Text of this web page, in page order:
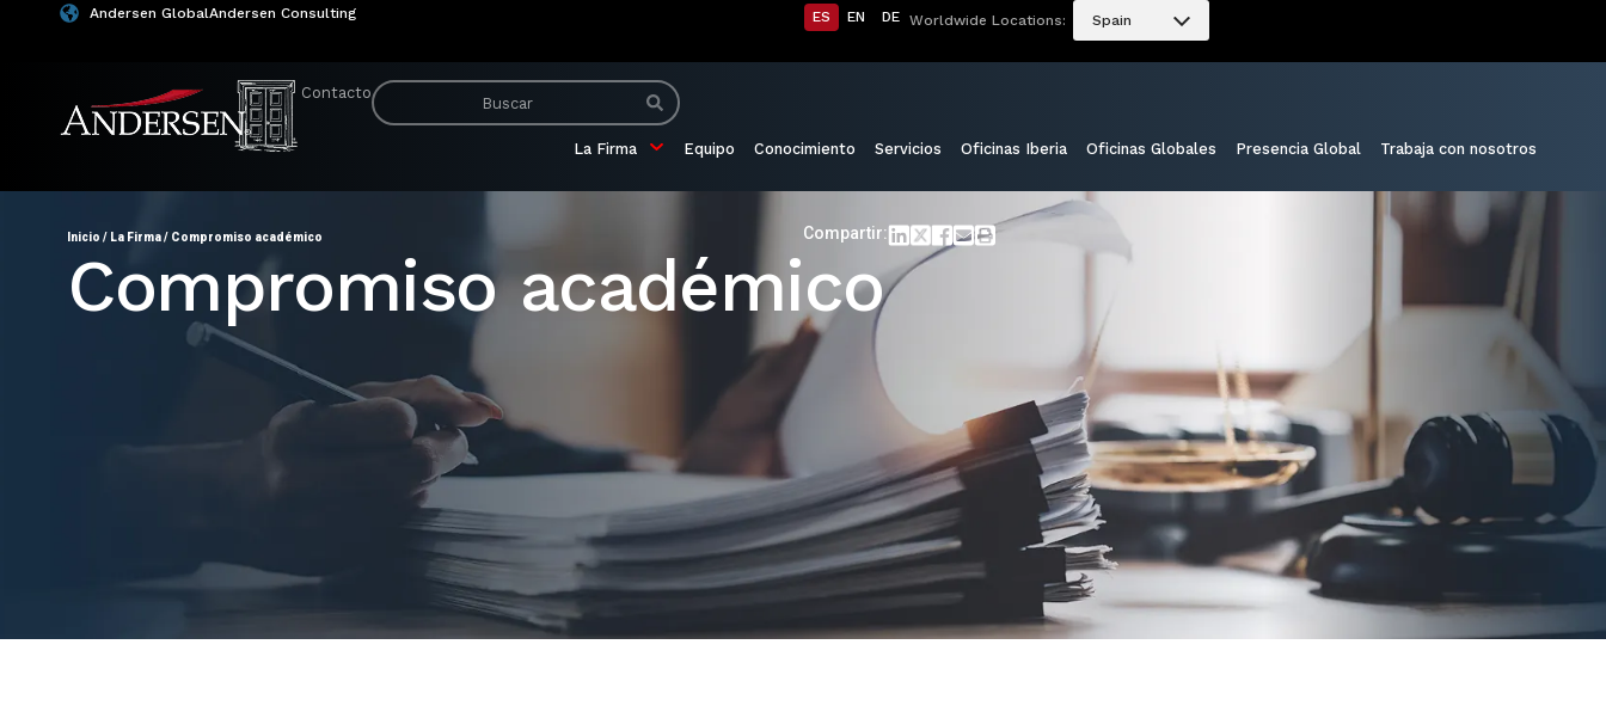
Andersen GlobalAndersen Consulting ES EN DE Worldwide Locations: Spain
Contacto
La Firma Equipo Conocimiento Servicios Oficinas Iberia Oficinas Globales Presencia Global Trabaja con nosotros
Inicio / La Firma/ Compromiso académico Compartir:
Compromiso académico